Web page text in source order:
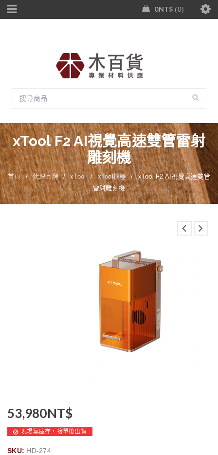
0NT$ 0
xTool F2 AI視覺高速雙管雷射
雕刻機
首頁 / 代理品牌 / xTool / xTool機器 /
xTool F2 AI視覺高速雙管
雷射雕刻機
53,980NT$
現場無庫存，接單後出貨
SKU: HD-274